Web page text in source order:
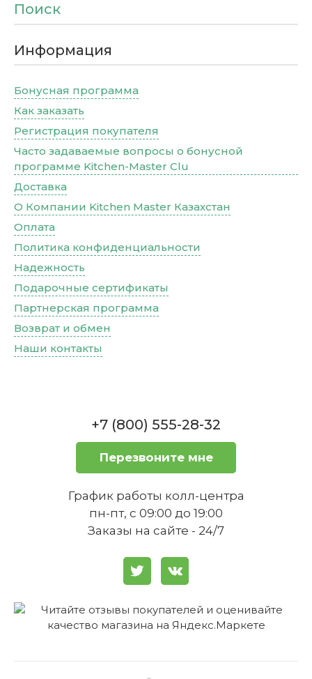
Поиск
Информация
Бонусная программа
Как заказать
Регистрация покупателя
Часто задаваемые вопросы о бонусной
программе Kitchen-Master Clu
Доставка
О Компании Kitchen Master Казахстан
Оплата
Политика конфиденциальности
Надежность
Подарочные сертификаты
Партнерская программа
Возврат и обмен
Наши контакты
+7 (800) 555-28-32
Перезвоните мне
График работы колл-центра
пн-пт, с 09:00 до 19:00
Заказы на сайте - 24/7